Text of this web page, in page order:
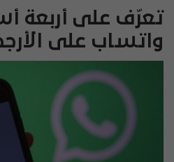
تعرّف على أربعة
واتساب على